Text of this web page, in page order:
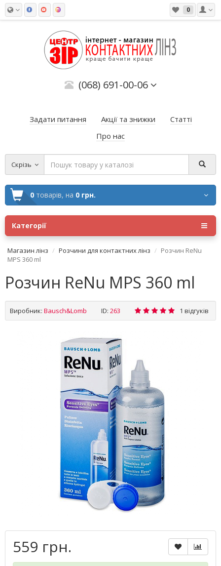
0
(068) 691-00-06
Задати питання Акції та знижки
Статті
Про нас
Скрізь
0 товарів, на 0 грн.
Категорії
Магазин лінз Розчини для контактних лінз
Розчин ReNu
MPS 360 ml
Розчин ReNu MPS 360 ml
Виробник: Bausch&Lomb ID: 263 1 відгуків
559 грн.